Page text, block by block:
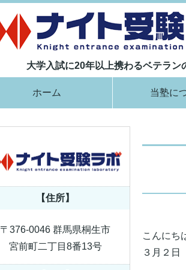
大学入試に20年以上携わるベテラン
ホーム 当塾に
こんにち
３月２日
【住所】
〒376-0046 群馬県桐生市
宮前町二丁目8番13号